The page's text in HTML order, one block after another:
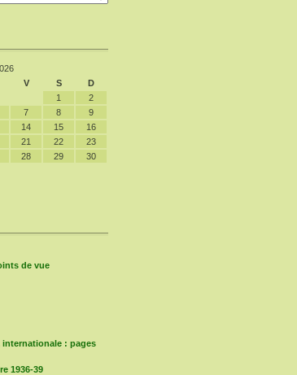
V S D
1
2
7 8
9
14 15
16
21 22
23
28 29
30
de vue
: pages
1936-39